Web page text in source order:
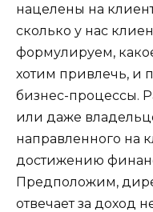
нацелены на
сколько у нас
формулируем,
хотим привлечь, и
бизнес-процессы.
или даже
направленного на
достижению
Предположим,
отвечает за доход